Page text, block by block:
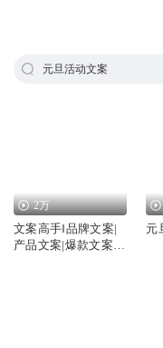
元旦活动文案
2万
文案高手‖品牌文案|
产品文案|爆款文案‖
元